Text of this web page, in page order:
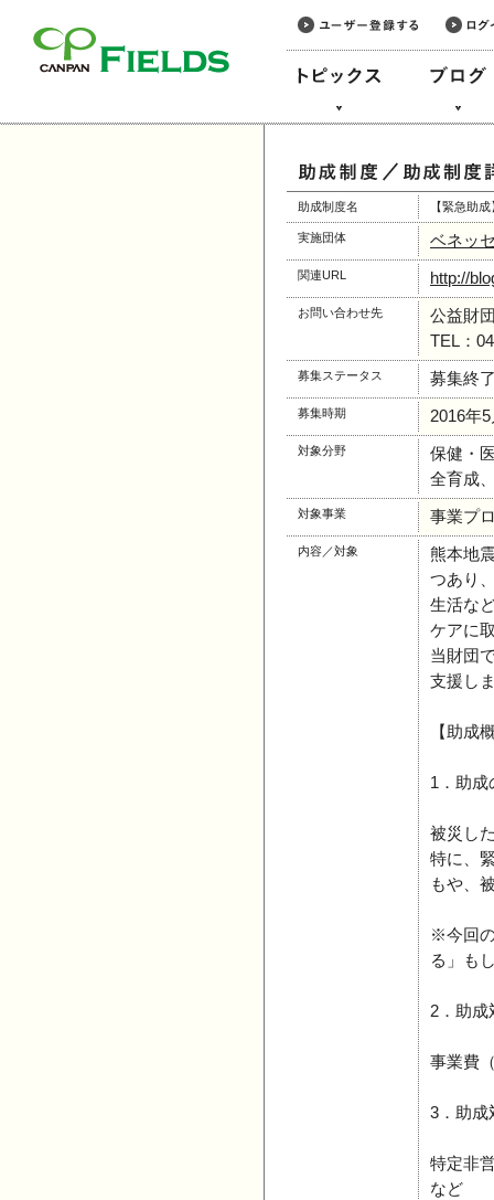
助成制度名 【緊急助
実施団体 ベネッ
関連URL http://
お問い合わせ先
公益財
TEL：
募集ステータス 募集終
募集時期 2016年
対象分野
保健・
全育成
対象事業 事業プ
内容／対象
熊本地
つあり
生活な
ケアに
当財団
支援し
【助成
1．助成
被災し
特に、
もや、
※今回
る」も
2．助成
事業費
3．助成
特定非
など